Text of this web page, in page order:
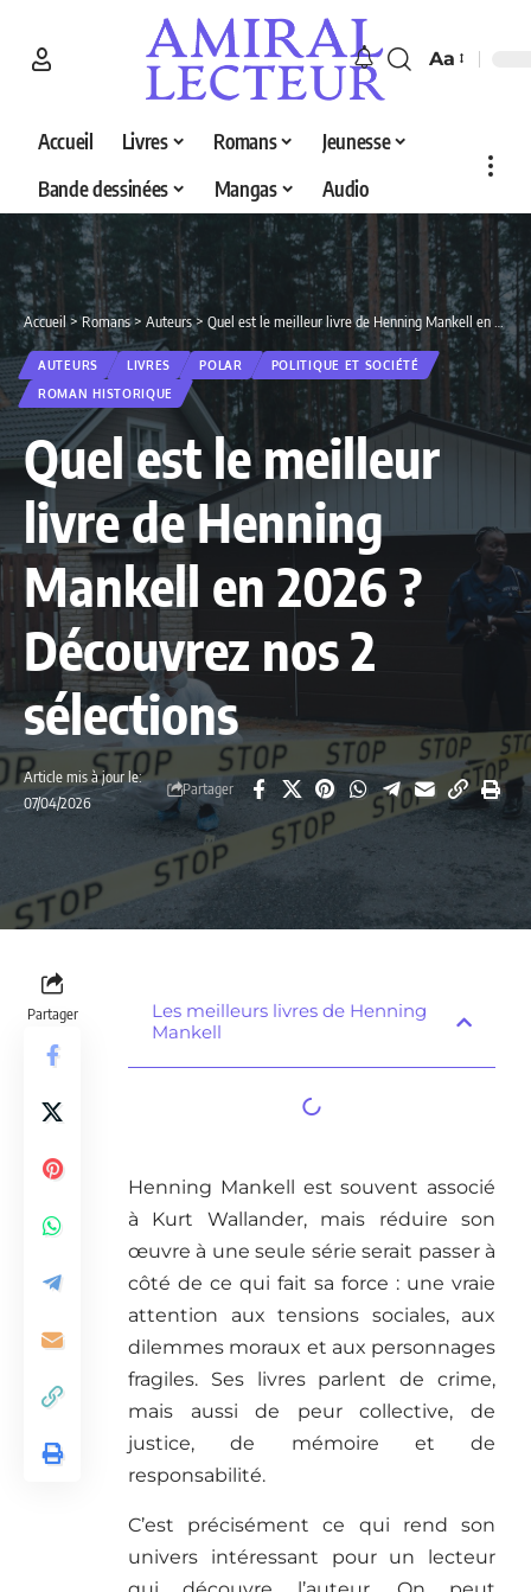
Aa
Accueil Livres Romans
Jeunesse
Bande dessinées
Mangas Audio
Accueil>Romans> Auteurs> Quel est le meilleur livre de Henning Mankell en 2026 ? Découvrez nos 2 sélections
AUTEURS LIVRES POLAR
POLITIQUE ET SOCIÉTÉ
ROMAN HISTORIQUE
Quel est le meilleur
livre de Henning
Mankell en 2026 ?
Découvrez nos 2
sélections
Article mis à jour le:
07/04/2026
Partager
Partager
Les meilleurs livres de Henning
Mankell
Henning Mankell est souvent associé
à Kurt Wallander, mais réduire son
œuvre à une seule série serait passer à
côté de ce qui fait sa force : une vraie
attention aux tensions sociales, aux
dilemmes moraux et aux personnages
fragiles. Ses livres parlent de crime,
mais aussi de peur collective, de
justice, de mémoire et de
responsabilité.
C’est précisément ce qui rend son
univers intéressant pour un lecteur